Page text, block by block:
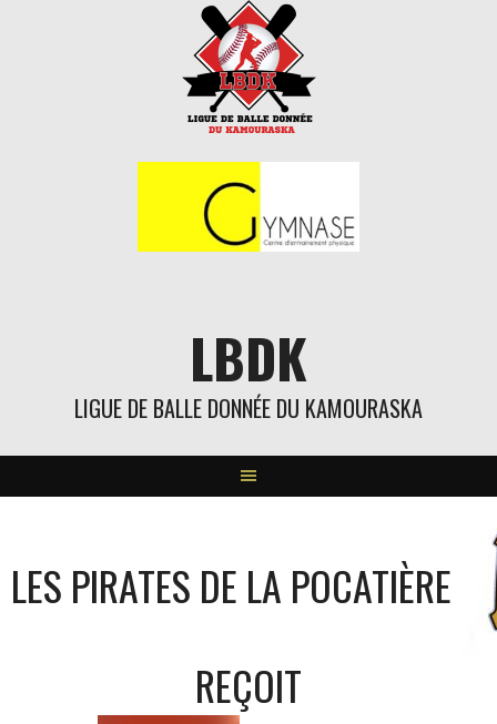
LBDK
LIGUE DE BALLE DONNÉE DU KAMOURASKA
LES PIRATES DE LA POCATIÈRE
REÇOIT